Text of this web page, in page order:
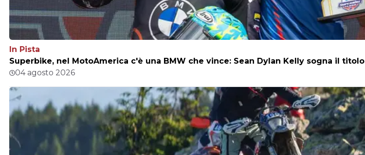
In Pista
Superbike, nel MotoAmerica c'è una BMW che vince: Sean Dylan Kelly sogna il titolo
04 agosto 2026